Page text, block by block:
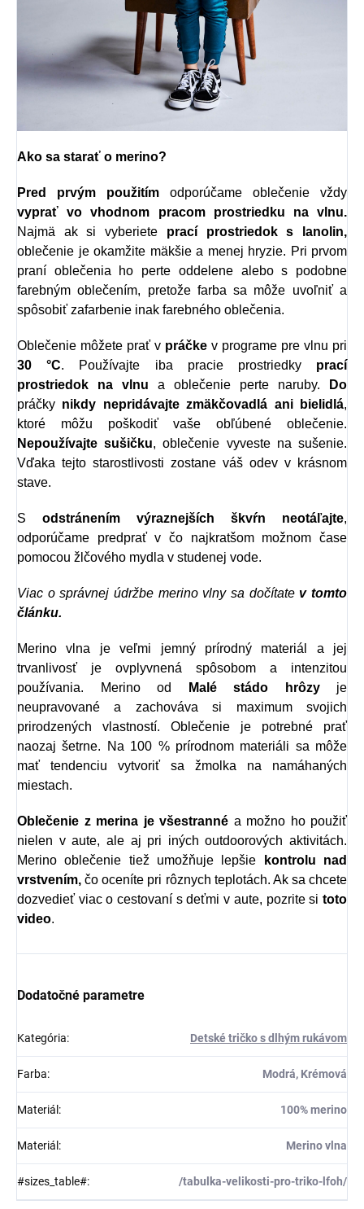
Ako sa starať o merino?
Pred prvým použitím odporúčame oblečenie vždy
vyprať vo vhodnom pracom prostriedku na vlnu.
Najmä ak si vyberiete prací prostriedok s lanolin,
oblečenie je okamžite mäkšie a menej hryzie. Pri prvom
praní oblečenia ho perte oddelene alebo s podobne
farebným oblečením, pretože farba sa môže uvoľniť a
spôsobiť zafarbenie inak farebného oblečenia.
Oblečenie môžete prať v práčke v programe pre vlnu pri
30 °C. Používajte iba pracie prostriedky prací
prostriedok na vlnu a oblečenie perte naruby.
Do
práčky nikdy nepridávajte zmäkčovadlá ani bielidlá,
ktoré môžu poškodiť vaše obľúbené oblečenie.
Nepoužívajte sušičku, oblečenie vyveste na sušenie.
Vďaka tejto starostlivosti zostane váš odev v krásnom
stave.
S odstránením výraznejších škvŕn neotáľajte,
odporúčame predprať v čo najkratšom možnom čase
pomocou žlčového mydla v studenej vode.
Viac o správnej údržbe merino vlny sa dočítate v tomto
článku.
Merino vlna je veľmi jemný prírodný materiál a jej
trvanlivosť je ovplyvnená spôsobom a intenzitou
používania. Merino od
Malé stádo hrôzyje
neupravované a zachováva si maximum svojich
prirodzených vlastností. Oblečenie je potrebné prať
naozaj šetrne. Na 100 % prírodnom materiáli sa môže
mať tendenciu vytvoriť sa žmolka na namáhaných
miestach.
Oblečenie z merina je všestranné a možno ho použiť
nielen v aute, ale aj pri iných outdoorových aktivitách.
Merino oblečenie tiež umožňuje lepšie
kontrolu nad
vrstvením, čo oceníte pri rôznych teplotách. Ak sa chcete
dozvedieť viac o cestovaní s deťmi v aute, pozrite si toto
video.
Dodatočné parametre
Kategória: Detské tričko s dlhým rukávom
Farba: Modrá, Krémová
Materiál : 100% merino
Materiál : Merino vlna
#sizes_table#: /tabulka-velikosti-pro-triko-lfoh/